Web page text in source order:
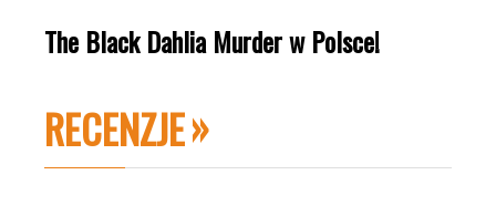
The Black Dahlia Murder w Polsce!
RECENZJE